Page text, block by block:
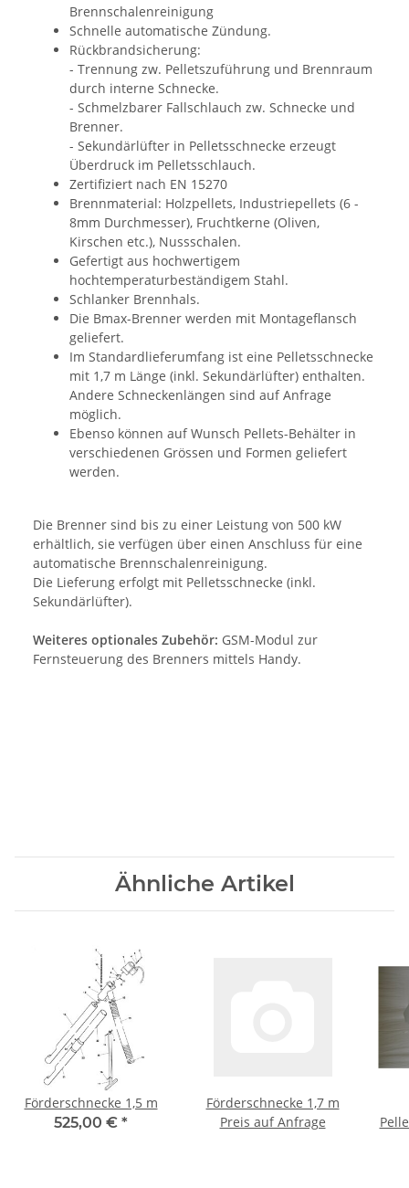
Brennschalenreinigung
Schnelle automatische Zündung.
Rückbrandsicherung:
- Trennung zw. Pelletszuführung und Brennraum
durch interne Schnecke.
- Schmelzbarer Fallschlauch zw. Schnecke und
Brenner.
- Sekundärlüfter in Pelletsschnecke erzeugt
Überdruck im Pelletsschlauch.
Zertifiziert nach EN 15270
Brennmaterial: Holzpellets, Industriepellets (6 -
8mm Durchmesser), Fruchtkerne (Oliven,
Kirschen etc.), Nussschalen.
Gefertigt aus hochwertigem
hochtemperaturbeständigem Stahl.
Schlanker Brennhals.
Die Bmax-Brenner werden mit Montageflansch
geliefert.
Im Standardlieferumfang ist eine Pelletsschnecke
mit 1,7 m Länge (inkl. Sekundärlüfter) enthalten.
Andere Schneckenlängen sind auf Anfrage
möglich.
Ebenso können auf Wunsch Pellets-Behälter in
verschiedenen Grössen und Formen geliefert
werden.
Die Brenner sind bis zu einer Leistung von 500 kW
erhältlich, sie verfügen über einen Anschluss für eine
automatische Brennschalenreinigung.
Die Lieferung erfolgt mit Pelletsschnecke (inkl.
Sekundärlüfter).
Weiteres optionales Zubehör: GSM-Modul zur
Fernsteuerung des Brenners mittels Handy.
Ähnliche Artikel
Förderschnecke 1,5 m
525,00 € *
Förderschnecke 1,7 m
Preis auf Anfrage